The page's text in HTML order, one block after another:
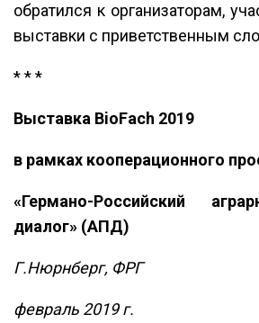
обратился к организаторам,
выставки с приветственным
* * *
Выставка BioFach 2019
в рамках кооперационного
«Германо-Российский
диалог» (АПД)
Г.Нюрнберг, ФРГ
февраль 2019 г.